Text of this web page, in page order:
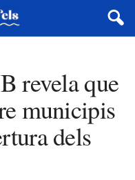
revela que
municipis
dels